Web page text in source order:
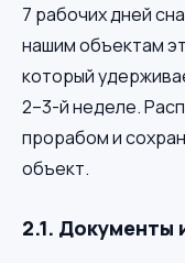
7 рабочих дней
нашим объектам
который
2–3-й неделе.
прорабом и
объект.
2.1. Документы